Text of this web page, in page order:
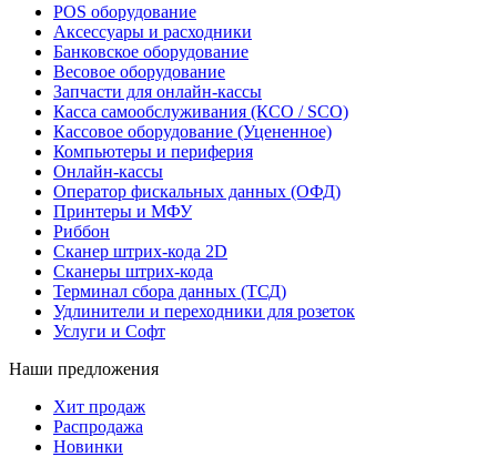
POS оборудование
Аксессуары и расходники
Банковское оборудование
Весовое оборудование
Запчасти для онлайн-кассы
Касса самообслуживания (КСО / SCO)
Кассовое оборудование (Уцененное)
Компьютеры и периферия
Онлайн-кассы
Оператор фискальных данных (ОФД)
Принтеры и МФУ
Риббон
Сканер штрих-кода 2D
Сканеры штрих-кода
Терминал сбора данных (ТСД)
Удлинители и переходники для розеток
Услуги и Софт
Наши предложения
Хит продаж
Распродажа
Новинки